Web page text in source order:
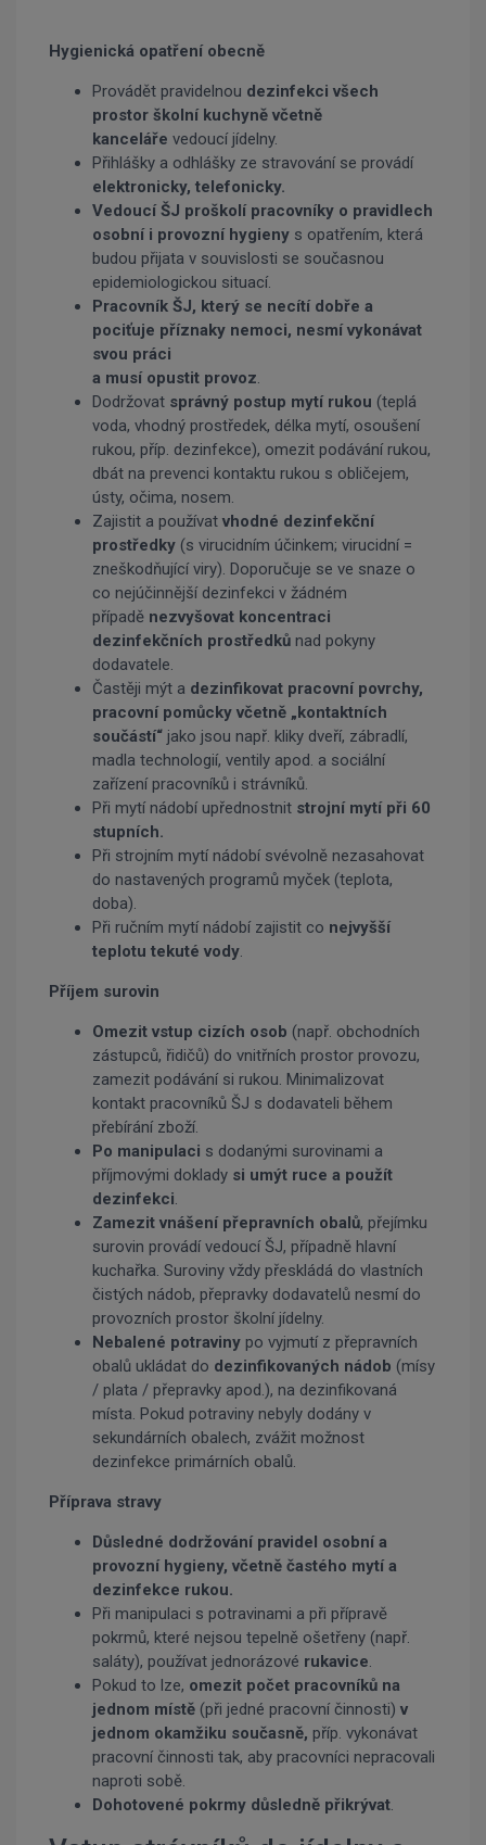
Hygienická opatření obecně
Provádět pravidelnou dezinfekci všech
prostor školní kuchyně včetně
kanceláře vedoucí jídelny.
Přihlášky a odhlášky ze stravování se provádí
elektronicky, telefonicky.
Vedoucí ŠJ proškolí pracovníky o pravidlech
osobní i provozní hygieny s opatřením, která
budou přijata v souvislosti se současnou
epidemiologickou situací.
Pracovník ŠJ, který se necítí dobře a
pociťuje příznaky nemoci, nesmí vykonávat
svou práci
a musí opustit provoz.
Dodržovat správný postup mytí rukou (teplá
voda, vhodný prostředek, délka mytí, osoušení
rukou, příp. dezinfekce), omezit podávání rukou,
dbát na prevenci kontaktu rukou s obličejem,
ústy, očima, nosem.
Zajistit a používat vhodné dezinfekční
prostředky (s virucidním účinkem; virucidní =
zneškodňující viry). Doporučuje se ve snaze o
co nejúčinnější dezinfekci v žádném
případě nezvyšovat koncentraci
dezinfekčních prostředků nad pokyny
dodavatele.
Častěji mýt a dezinfikovat pracovní povrchy,
pracovní pomůcky včetně „kontaktních
součástí“ jako jsou např. kliky dveří, zábradlí,
madla technologií, ventily apod. a sociální
zařízení pracovníků i strávníků.
Při mytí nádobí upřednostnit strojní mytí při 60
stupních.
Při strojním mytí nádobí svévolně nezasahovat
do nastavených programů myček (teplota,
doba).
Při ručním mytí nádobí zajistit co nejvyšší
teplotu tekuté vody.
Příjem surovin
Omezit vstup cizích osob (např. obchodních
zástupců, řidičů) do vnitřních prostor provozu,
zamezit podávání si rukou. Minimalizovat
kontakt pracovníků ŠJ s dodavateli během
přebírání zboží.
Po manipulaci s dodanými surovinami a
příjmovými doklady si umýt ruce a použít
dezinfekci.
Zamezit vnášení přepravních obalů, přejímku
surovin provádí vedoucí ŠJ, případně hlavní
kuchařka. Suroviny vždy přeskládá do vlastních
čistých nádob, přepravky dodavatelů nesmí do
provozních prostor školní jídelny.
Nebalené potraviny po vyjmutí z přepravních
obalů ukládat do dezinfikovaných nádob (mísy
/ plata / přepravky apod.), na dezinfikovaná
místa. Pokud potraviny nebyly dodány v
sekundárních obalech, zvážit možnost
dezinfekce primárních obalů.
Příprava stravy
Důsledné dodržování pravidel osobní a
provozní hygieny, včetně častého mytí a
dezinfekce rukou.
Při manipulaci s potravinami a při přípravě
pokrmů, které nejsou tepelně ošetřeny (např.
saláty), používat jednorázové rukavice.
Pokud to lze, omezit počet pracovníků na
jednom místě (při jedné pracovní činnosti) v
jednom okamžiku současně, příp. vykonávat
pracovní činnosti tak, aby pracovníci nepracovali
naproti sobě.
Dohotovené pokrmy důsledně přikrývat.